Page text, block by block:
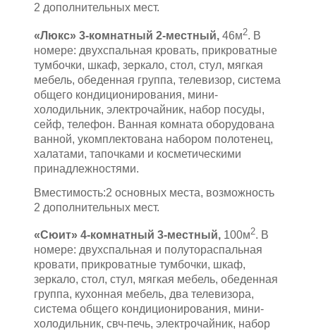
2 дополнительных мест.
«Люкс» 3-комнатный 2-местный, 46м2. В
номере: двухспальная кровать, прикроватные
тумбочки, шкаф, зеркало, стол, стул, мягкая
мебель, обеденная группа, телевизор, система
общего кондиционирования, мини-
холодильник, электрочайник, набор посуды,
сейф, телефон. Ванная комната оборудована
ванной, укомплектована набором полотенец,
халатами, тапочками и косметическими
принадлежностями.
Вместимость:2 основных места, возможность
2 дополнительных мест.
«Сюит» 4-комнатный 3-местный, 100м2. В
номере: двухспальная и полутораспальная
кровати, прикроватные тумбочки, шкаф,
зеркало, стол, стул, мягкая мебель, обеденная
группа, кухонная мебель, два телевизора,
система общего кондиционирования, мини-
холодильник, свч-печь, электрочайник, набор